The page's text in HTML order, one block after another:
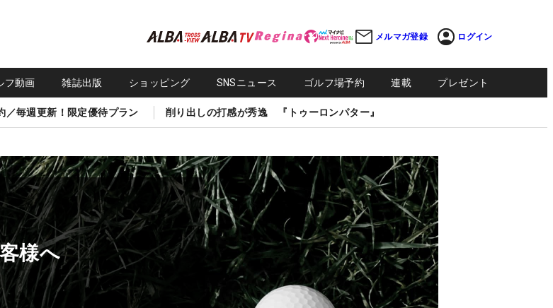
メルマガ登録 ログイン
フ動画 雑誌出版 ショッピング SNSニュース ゴルフ場予約 連載 プレゼント
／毎週更新！限定優待プラン 削り出しの打感が秀逸 『トゥーロンパター』
様へ